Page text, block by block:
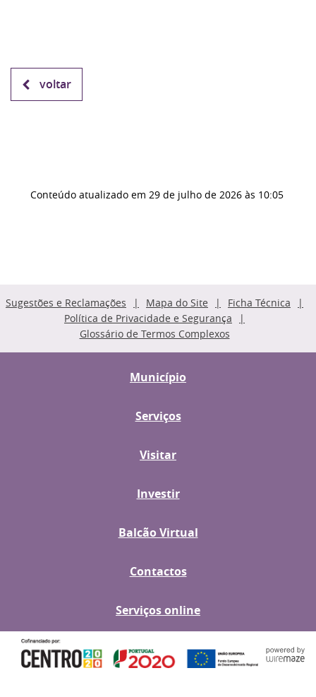
voltar
Conteúdo atualizado em 29 de julho de 2026 às 10:05
Sugestões e Reclamações Mapa do Site
Ficha Técnica
Política de Privacidade e Segurança
Glossário de Termos Complexos
Município
Serviços
Visitar
Investir
Balcão Virtual
Contactos
Serviços online